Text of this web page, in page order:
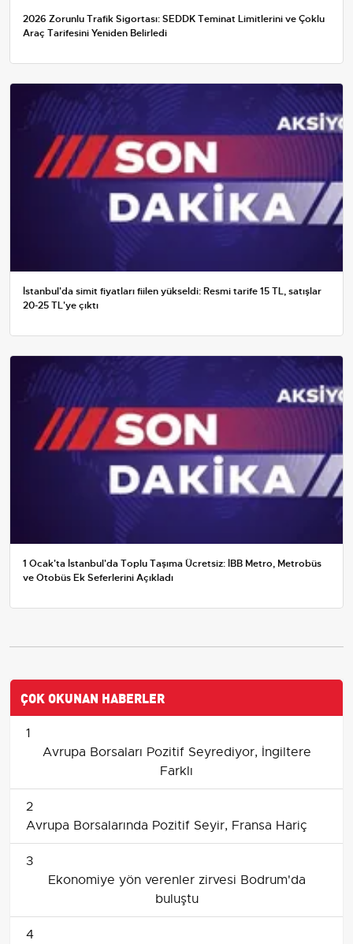
2026 Zorunlu Trafik Sigortası: SEDDK Teminat Limitlerini ve Çoklu
Araç Tarifesini Yeniden Belirledi
İstanbul'da simit fiyatları fiilen yükseldi: Resmi tarife 15 TL, satışlar
20-25 TL'ye çıktı
1 Ocak'ta İstanbul'da Toplu Taşıma Ücretsiz: İBB Metro, Metrobüs
ve Otobüs Ek Seferlerini Açıkladı
ÇOK OKUNAN HABERLER
1
Avrupa Borsaları Pozitif Seyrediyor, İngiltere
Farklı
2
Avrupa Borsalarında Pozitif Seyir, Fransa Hariç
3
Ekonomiye yön verenler zirvesi Bodrum'da
buluştu
4